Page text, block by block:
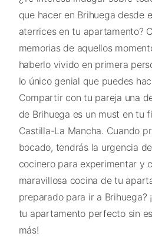
que hacer en Brihuega desde
aterrices en tu apartamento?
memorias de aquellos
haberlo vivido en primera
lo único genial que puedes
Compartir con tu pareja una
de Brihuega es un must en tu
Castilla-La Mancha. Cuando
bocado, tendrás la urgencia
cocinero para experimentar y
maravillosa cocina de tu
preparado para ir a Brihuega?
tu apartamento perfecto sin
más!